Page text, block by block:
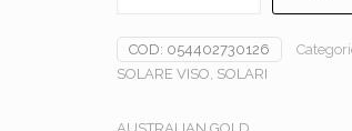
SENSITIVE
SUN
PROTECTION
COD: 054402730126
SOLARE VISO, SOLARI